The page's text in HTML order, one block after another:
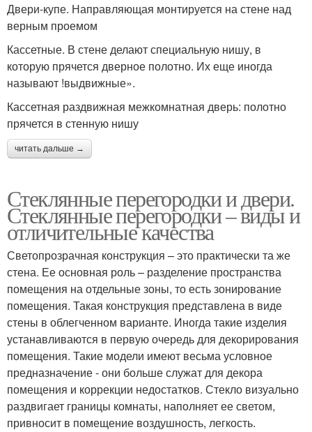
Двери-купе. Направляющая монтируется на стене над
верным проемом
Кассетные. В стене делают специальную нишу, в
которую прячется дверное полотно. Их еще иногда
называют !выдвижные».
Кассетная раздвижная межкомнатная дверь: полотно
прячется в стенную нишу
читать дальше →
Стеклянные перегородки и двери.
Стеклянные перегородки – виды и
отличительные качества
Светопрозрачная конструкция – это практически та же
стена. Ее основная роль – разделение пространства
помещения на отдельные зоны, то есть зонирование
помещения. Такая конструкция представлена в виде
стены в облегченном варианте. Иногда такие изделия
устанавливаются в первую очередь для декорирования
помещения. Такие модели имеют весьма условное
предназначение - они больше служат для декора
помещения и коррекции недостатков. Стекло визуально
раздвигает границы комнаты, наполняет ее светом,
привносит в помещение воздушность, легкость.